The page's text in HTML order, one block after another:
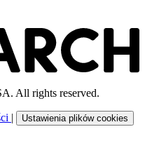
All rights reserved.
| Ustawienia plików cookies